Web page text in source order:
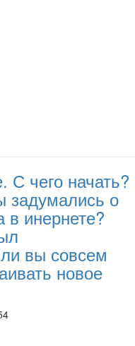
С чего начать?
задумались о
в инернете?
вы совсем
новое